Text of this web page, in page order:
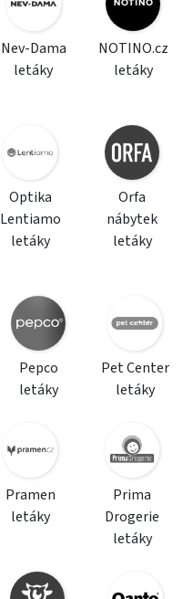
Nev-Dama
letáky
NOTINO.cz
letáky
Optika
Lentiamo
letáky
Orfa
nábytek
letáky
Pepco
letáky
Pet Center
letáky
Pramen
letáky
Prima
Drogerie
letáky